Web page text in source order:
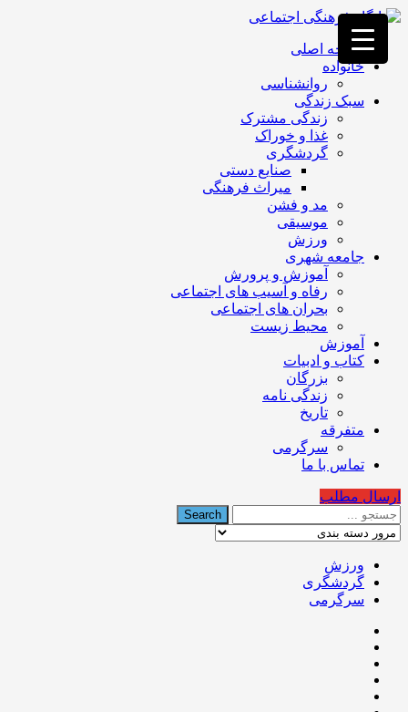
فصد
خون
غرب
تهران
خشکشویی
تصفیه
تهران
صفحه اصلی
خانواده
روانشناسی
سبک زندگی
زندگی مشترک
غذا و خوراک
گردشگری
صنایع دستی
میراث فرهنگی
مد و فشن
موسیقی
ورزش
جامعه شهری
آموزش و پرورش
رفاه و آسیب های اجتماعی
بحران های اجتماعی
محیط زیست
آموزش
کتاب و ادبیات
بزرگان
زندگی نامه
تاریخ
متفرقه
سرگرمی
تماس با ما
ارسال مطلب
ورزش
گردشگری
سرگرمی